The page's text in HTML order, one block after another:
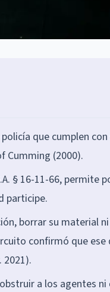
que cumplen con
Cumming (2000).
§ 16-11-66, permite
participe.
borrar su material
confirmó que ese
2021).
a los agentes ni